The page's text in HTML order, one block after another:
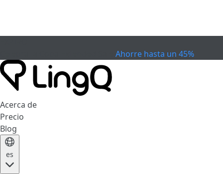
Ahorre hasta un 45%
Acerca de
Precio
Blog
es